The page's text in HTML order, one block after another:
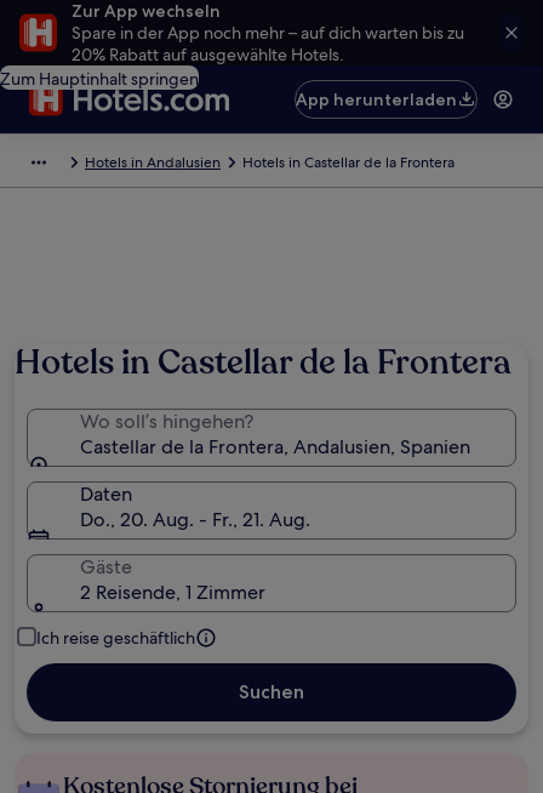
Zur App wechseln
Spare in der App noch mehr – auf dich warten bis zu
20% Rabatt auf ausgewählte Hotels.
Zum Hauptinhalt springen
App herunterladen
Hotels in Andalusien Hotels in Castellar de la Frontera
Hotels in Castellar de la Frontera
Wo soll’s hingehen?
Castellar de la Frontera, Andalusien, Spanien
Daten
Do., 20. Aug. - Fr., 21. Aug.
Gäste
2 Reisende, 1 Zimmer
Ich reise geschäftlich
Suchen
Kostenlose Stornierung bei